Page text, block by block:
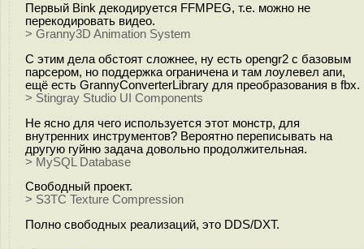
Первый Bink декодируется FFMPEG, т.е. можно не
перекодировать видео.
> Granny3D Animation System
C этим дела обстоят сложнее, ну есть opengr2 с базовым
парсером, но поддержка ограничена и там лоулевел апи,
ещё есть GrannyConverterLibrary для преобразования в fbx.
> Stingray Studio UI Components
Не ясно для чего используется этот монстр, для
внутренних инструментов? Вероятно переписывать на
другую гуйню задача довольно продолжительная.
> MySQL Database
Свободный проект.
> S3TC Texture Compression
Полно свободных реализаций, это DDS/DXT.